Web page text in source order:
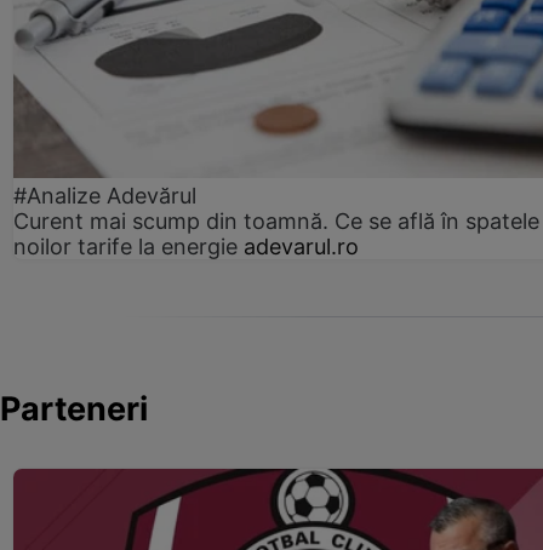
#Analize Adevărul
Curent mai scump din toamnă. Ce se află în spatele
noilor tarife la energie adevarul.ro
Parteneri